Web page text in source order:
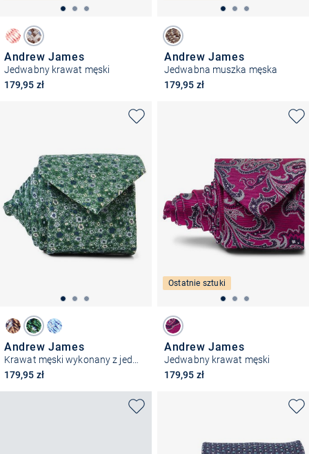
Andrew James
Jedwabny krawat męski
179,95 zł
Andrew James
Jedwabna muszka męska
179,95 zł
Andrew James
179,95 zł
Ostatnie sztuki
Andrew James
Jedwabny krawat męski
179,95 zł